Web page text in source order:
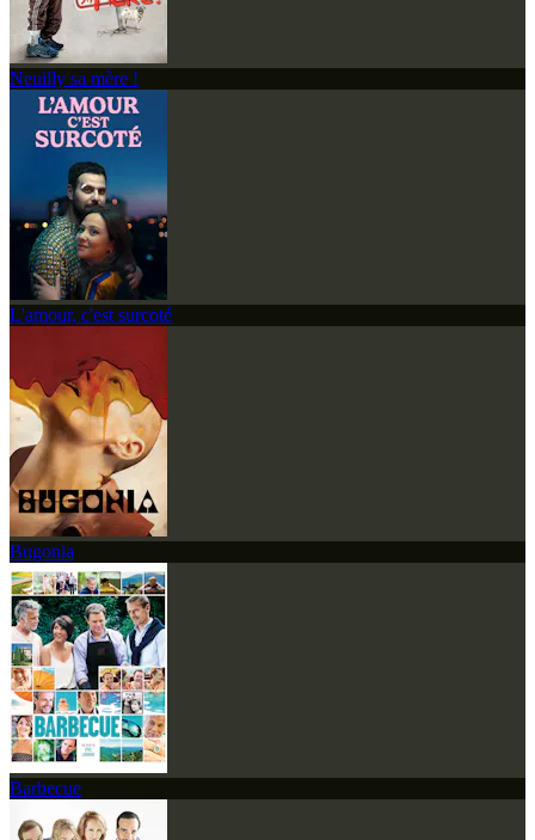
Neuilly sa mère !
L'amour, c'est surcoté
Bugonia
Barbecue